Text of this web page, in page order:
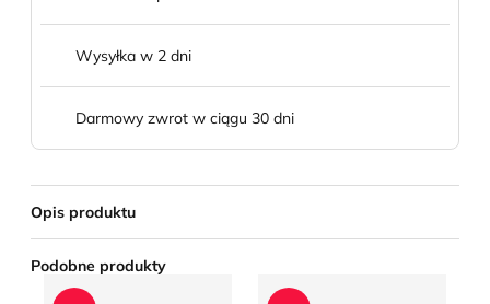
Wysyłka w 2 dni
Darmowy zwrot w ciągu 30 dni
Opis produktu
Podobne produkty
Spodnie męskie Jacob CohenSpodnie męskie na wiosnę